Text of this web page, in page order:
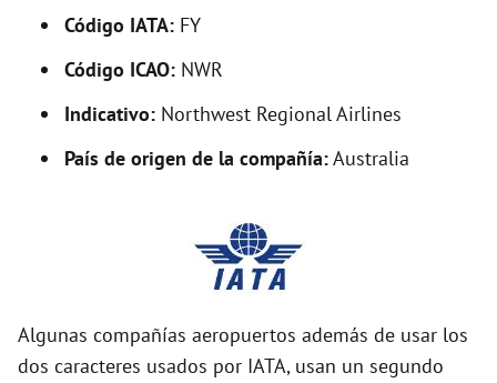
Código IATA: FY
Código ICAO: NWR
Indicativo: Northwest Regional Airlines
País de origen de la compañía:Australia
Algunas compañías aeropuertos además de usar los
dos caracteres usados por IATA, usan un segundo